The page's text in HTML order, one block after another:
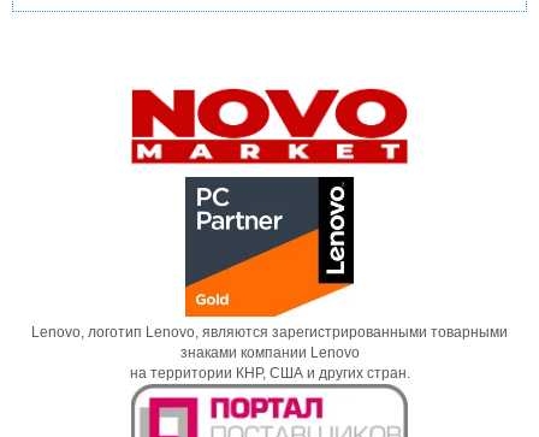
Lenovo, логотип Lenovo, являются зарегистрированными товарными
знаками компании Lenovo
на территории КНР, США и других стран.